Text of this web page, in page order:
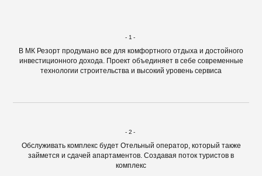
-1-
В МК Резорт продумано все для комфортного отдыха и достойного
инвестиционного дохода. Проект объединяет в себе современные
технологии строительства и высокий уровень сервиса
-2-
Обслуживать комплекс будет Отельный оператор, который также
займется и сдачей апартаментов. Создавая поток туристов в
комплекс